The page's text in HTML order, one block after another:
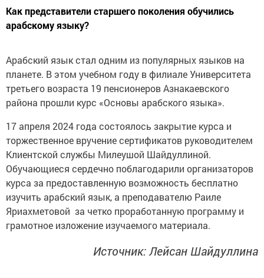
Как представители старшего поколения обучились
арабскому языку?
Арабский язык стал одним из популярных языков на
планете. В этом учебном году в филиале Университета
третьего возраста 19 пенсионеров Азнакаевского
района прошли курс «Основы арабского языка».
17 апреля 2024 года состоялось закрытие курса и
торжественное вручение сертификатов руководителем
Клиентской службы Милеушой Шайдуллиной.
Обучающиеся сердечно поблагодарили организаторов
курса за предоставленную возможность бесплатно
изучить арабский язык, а преподавателю Раиле
Яриахметовой за четко проработанную программу и
грамотное изложение изучаемого материала.
Источник: Лейсан Шайдуллина